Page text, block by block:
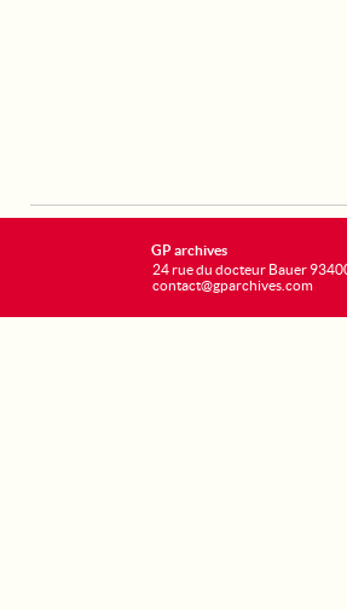
GP archives
24 rue du docteur Bauer
contact@gparchives.com